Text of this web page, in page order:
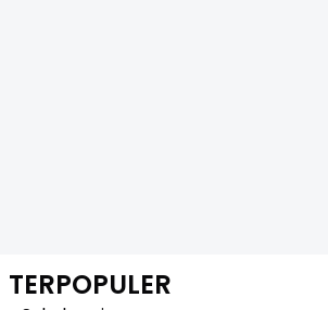
TERPOPULER